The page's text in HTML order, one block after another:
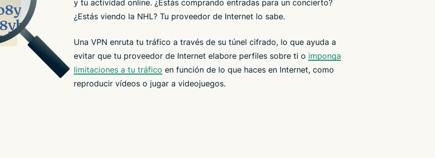
y tu actividad online. ¿Estás comprando entradas para un concierto?
¿Estás viendo la NHL? Tu proveedor de Internet lo sabe.
Una VPN enruta tu tráfico a través de su túnel cifrado, lo que ayuda a
evitar que tu proveedor de Internet elabore perfiles sobre ti o imponga
limitaciones a tu tráfico en función de lo que haces en Internet, como
reproducir vídeos o jugar a videojuegos.